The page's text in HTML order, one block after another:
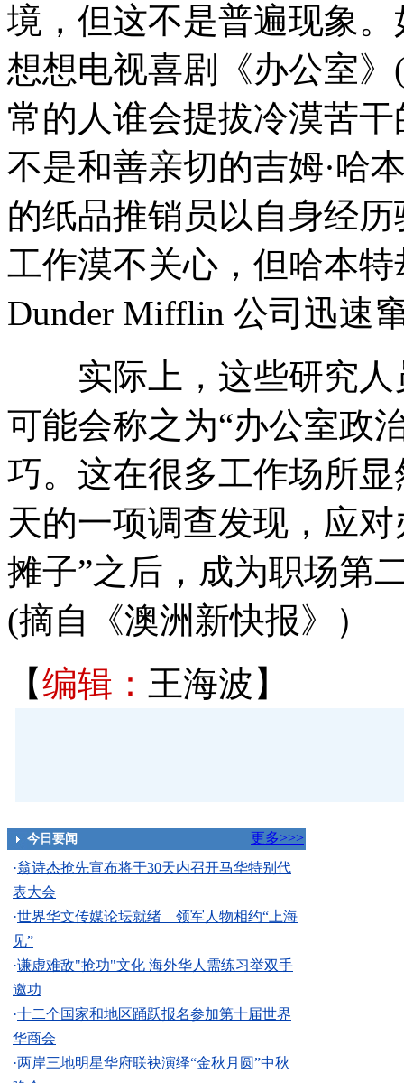
境，但这不是普遍现象
想想电视喜剧《办公室
常的人谁会提拔冷漠苦干
不是和善亲切的吉姆·哈
的纸品推销员以自身经
工作漠不关心，但哈本
Dunder Mifflin 公司迅速
实际上，这些研究人
可能会称之为“办公室
巧。这在很多工作场所显
天的一项调查发现，应
摊子”之后，成为职场第
(摘自《澳洲新快报》）
【编辑： 王海波】
今日要闻
更多>>>
·翁诗杰抢先宣布将于30天内召开马华特别代
表大会
·世界华文传媒论坛就绪 领军人物相约“上海
见”
·谦虚难敌"抢功"文化 海外华人需练习举双手
邀功
·十二个国家和地区踊跃报名参加第十届世界
华商会
·两岸三地明星华府联袂演绎“金秋月圆”中秋